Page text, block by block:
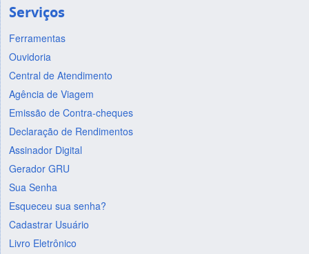
Serviços
Ferramentas
Ouvidoria
Central de Atendimento
Agência de Viagem
Emissão de Contra-cheques
Declaração de Rendimentos
Assinador Digital
Gerador GRU
Sua Senha
Esqueceu sua senha?
Cadastrar Usuário
Livro Eletrônico